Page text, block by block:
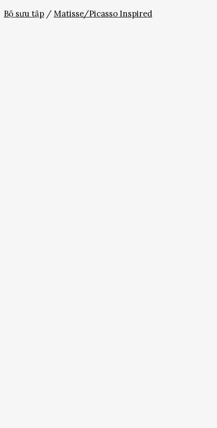
Bộ sưu tập / Matisse/Picasso Inspired